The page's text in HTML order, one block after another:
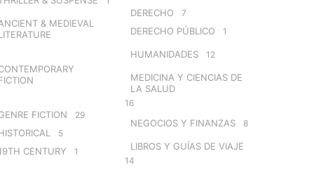
& MEDIEVAL
FICTION 29
5
CENTURY 1
DERECHO 7
DERECHO PÚBLICO 1
HUMANIDADES 12
MEDICINA Y CIENCIAS DE
LA SALUD
16
NEGOCIOS Y FINANZAS 8
LIBROS Y GUÍAS DE VIAJE
14